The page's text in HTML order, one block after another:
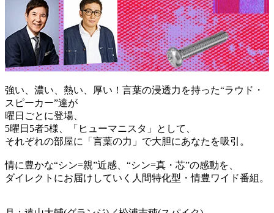
強い、濃い、熱い、厚い！言葉の浸透力を持った“ラウド・
スピーカー”達が
曜日ごとに登場、
5曜日5者5様、「ヒューマニスタ」として、
それぞれの部屋に「言葉の力」で大胆にあなたを吸引。
情に豊かな“シン=親”近感、“シン=真・芯”の感動を、
ダイレクトにお届けしていく人間特化型・情豊ワイド番組。